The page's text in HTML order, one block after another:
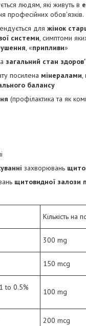
людям, які живуть в
професійних обов'язків.
для жінок
системи, симптоми
, «припливи»
загальний стан
посилена мінералами,
балансу
(профілактика та як
захворювань
щитовидної залози
Кількість на
300 mg
150 mcg
to 0.5%
100 mg
200 mcg